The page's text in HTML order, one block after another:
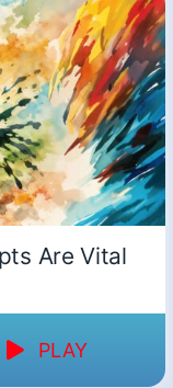
Are Vital
PLAY